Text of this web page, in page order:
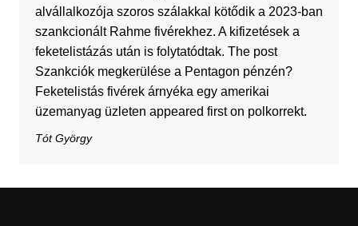
alvállalkozója szoros szálakkal kötődik a 2023-ban
szankcionált Rahme fivérekhez. A kifizetések a
feketelistázás után is folytatódtak. The post
Szankciók megkerülése a Pentagon pénzén?
Feketelistás fivérek árnyéka egy amerikai
üzemanyag üzleten appeared first on polkorrekt.
Tót György